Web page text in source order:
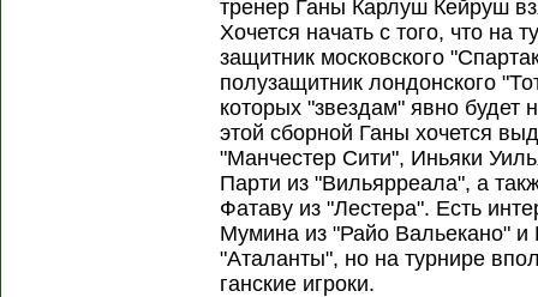
тренер Ганы Карлуш Кейруш
Хочется начать с того, что на
защитник московского
полузащитник лондонского
которых "звездам" явно будет
этой сборной Ганы хочется
"Манчестер Сити", Иньяки
Парти из "Вильярреала", а
Фатаву из "Лестера". Есть
Мумина из "Райо Вальекано"
"Аталанты", но на турнире
ганские игроки.